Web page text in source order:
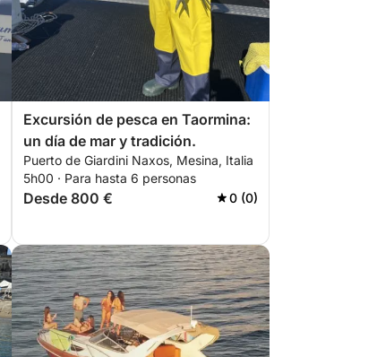
Excursión de pesca en Taormina:
un día de mar y tradición.
Puerto de Giardini Naxos, Mesina, Italia
5h00 · Para hasta 6 personas
Desde 800 € 0 (0)